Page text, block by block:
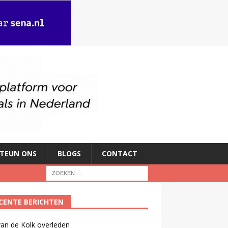
ONS BLOGS CONTACT
BERICHTEN
de Kolk overleden